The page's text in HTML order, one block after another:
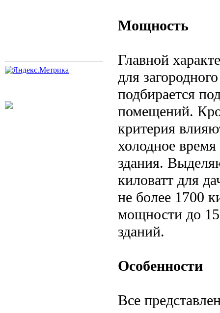
Мощность
Главной
для
подбирается
помещений.
критерия
холодное время
здания.
киловатт для
не более 1700
мощности до
зданий.
Особенности
Все